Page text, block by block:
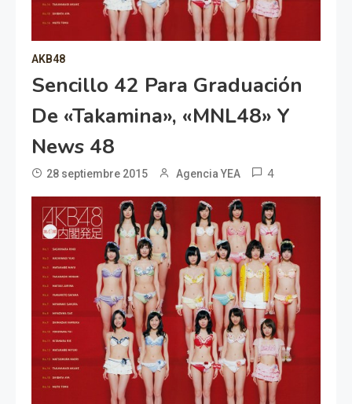
AKB48
Sencillo 42 Para Graduación
De «Takamina», «MNL48» Y
News 48
28 septiembre 2015 Agencia YEA 4